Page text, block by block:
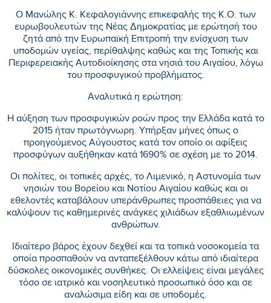
Ο Μανώλης Κ. Κεφαλογιάννης επικεφαλής της Κ.Ο. των
ευρωβουλευτών της Νέας Δημοκρατίας με ερώτησή του
ζητά από την Ευρωπαϊκή Επιτροπή την ενίσχυση των
υποδομών υγείας, περίθαλψης καθώς και της Τοπικής και
Περιφερειακής Αυτοδιοίκησης στα νησιά του Αιγαίου, λόγω
του προσφυγικού προβλήματος.
Αναλυτικά η ερώτηση:
Η αύξηση των προσφυγικών ροών προς την Ελλάδα κατά το
2015 ήταν πρωτόγνωρη. Υπήρξαν μήνες όπως ο
προηγούμενος Αύγουστος κατά τον οποίο οι αφίξεις
προσφύγων αυξήθηκαν κατά 1690% σε σχέση με το 2014.
Οι πολίτες, οι τοπικές αρχές, το Λιμενικό, η Αστυνομία των
νησιών του Βορείου και Νοτίου Αιγαίου καθώς και οι
εθελοντές καταβάλουν υπεράνθρωπες προσπάθειες για να
καλύψουν τις καθημερινές ανάγκες χιλιάδων εξαθλιωμένων
ανθρώπων.
Ιδιαίτερο βάρος έχουν δεχθεί και τα τοπικά νοσοκομεία τα
οποία προσπαθούν να ανταπεξέλθουν κάτω από ιδιαίτερα
δύσκολες οικονομικές συνθήκες. Οι ελλείψεις είναι μεγάλες
τόσο σε ιατρικό και νοσηλευτικό προσωπικό όσο και σε
αναλώσιμα είδη και σε υποδομές.